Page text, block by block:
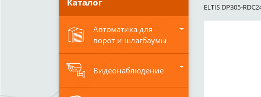
Автоматика для
ворот и шлагбаумы
Видеонаблюдение
ELTIS DP305-